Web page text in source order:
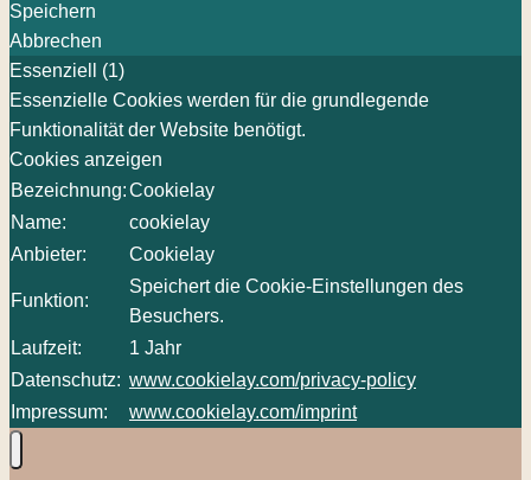
Speichern
Abbrechen
Essenziell (1)
Essenzielle Cookies werden für die grundlegende
Funktionalität der Website benötigt.
Cookies anzeigen
Bezeichnung:Cookielay
Name:
cookielay
Anbieter:
Cookielay
Funktion:
Speichert die Cookie-Einstellungen des
Besuchers.
Laufzeit:
1 Jahr
Datenschutz: www.cookielay.com/privacy-policy
Impressum:
www.cookielay.com/imprint